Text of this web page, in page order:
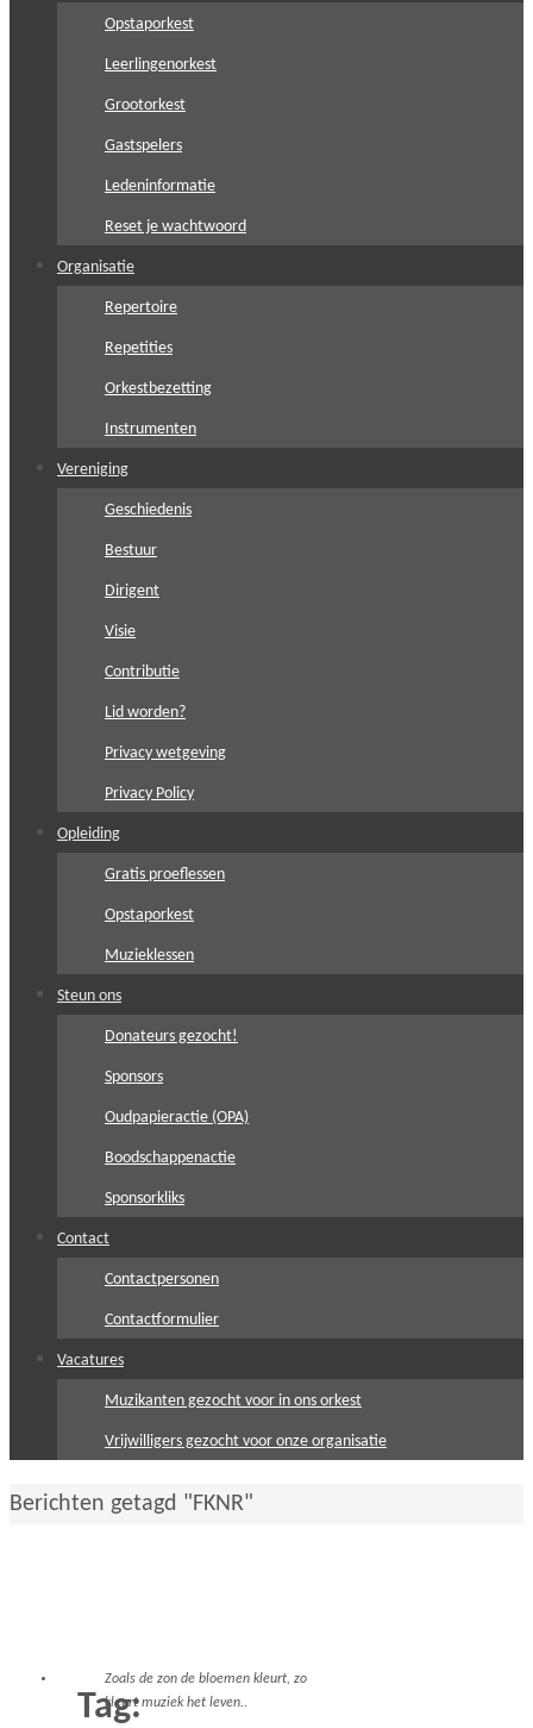
Opstaporkest
Leerlingenorkest
Grootorkest
Gastspelers
Ledeninformatie
Reset je wachtwoord
Organisatie
Repertoire
Repetities
Orkestbezetting
Instrumenten
Vereniging
Geschiedenis
Bestuur
Dirigent
Visie
Contributie
Lid worden?
Privacy wetgeving
Privacy Policy
Opleiding
Gratis proeflessen
Opstaporkest
Muzieklessen
Steun ons
Donateurs gezocht!
Sponsors
Oudpapieractie (OPA)
Boodschappenactie
Sponsorkliks
Contact
Contactpersonen
Contactformulier
Vacatures
Muzikanten gezocht voor in ons orkest
Vrijwilligers gezocht voor onze organisatie
Home
Berichten getagd "FKNR"
Tag:
Zoals de zon de bloemen kleurt, zo
kleurt muziek het leven..